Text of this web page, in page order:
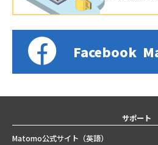
Facebook
サポート
Matomo公式サイト（英語）